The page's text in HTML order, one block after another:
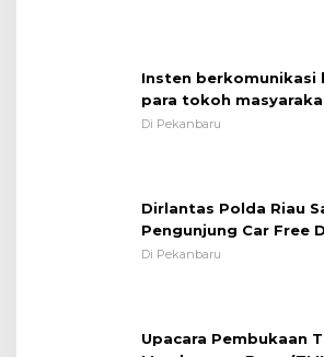
Insten berkomunikasi
para tokoh
System OMP LK ²024
Di Pekanbaru
Dirlantas Polda Riau
Pengunjung Car Free
Pesan Edukasi
Di Pekanbaru
Upacara Pembukaan